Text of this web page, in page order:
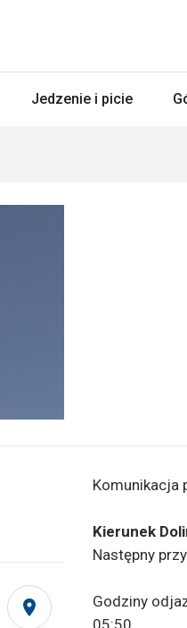
Jedzenie i picie
Komunikacja
Kierunek
Następny
Godziny
05:50